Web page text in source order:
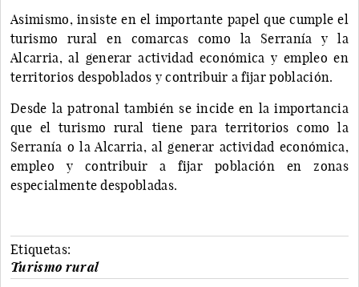
Asimismo, insiste en el importante papel que cumple el
turismo rural en comarcas como la Serranía y la
Alcarria, al generar actividad económica y empleo en
territorios despoblados y contribuir a fijar población.
Desde la patronal también se incide en la importancia
que el turismo rural tiene para territorios como la
Serranía o la Alcarria, al generar actividad económica,
empleo y contribuir a fijar población en zonas
especialmente despobladas.
Etiquetas:
Turismo rural